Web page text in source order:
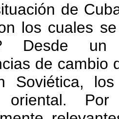
de
los cuales
Desde un
de cambio
Soviética,
oriental.